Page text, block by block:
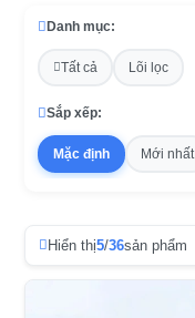
Danh mục:
Tất cả Lõi lọc
Sắp xếp:
Mặc định Mới nhất
Hiển thị5/36sản phẩm